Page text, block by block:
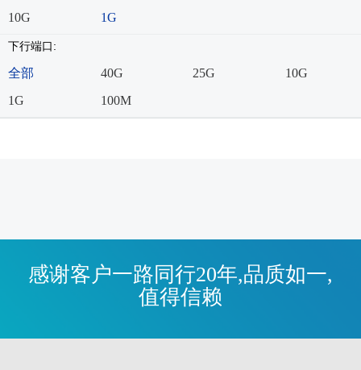
10G
1G
下行端口:
全部 40G 25G
10G
1G
100M
感谢客户一路同行20年,品质如一,
值得信赖